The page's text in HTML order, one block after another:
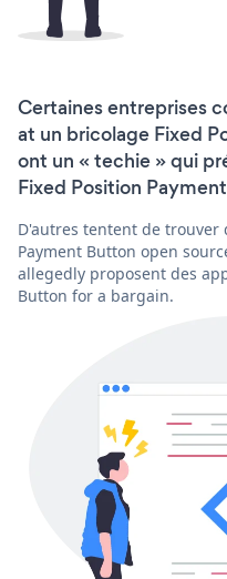
Certaines entreprises
at un bricolage Fixed
ont un « techie » qui
Fixed Position
D'autres tentent de trouver
Payment Button open
allegedly proposent des
Button for a bargain.